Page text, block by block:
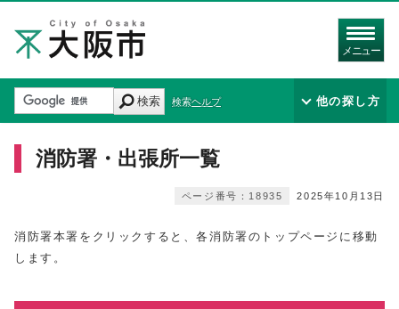
メニュー
検索 検索ヘルプ 他の探し方
消防署・出張所一覧
2025年10月13日
ページ番号：18935
消防署本署をクリックすると、各消防署のトップページに移動
します。